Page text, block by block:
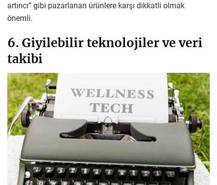
artırıcı” gibi pazarlanan ürünlere karşı dikkatli olmak
önemli.
6. Giyilebilir teknolojiler ve veri
takibi